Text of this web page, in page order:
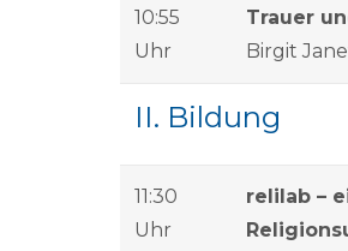
10:55
Uhr
Trauer
Birgit
II. Bildung
11:30
Uhr
relilab –